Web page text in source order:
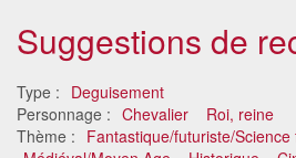
Suggestions de
Type : Deguisement
Personnage : Chevalier
Roi, reine
Thème : Fantastique/futuriste/Science